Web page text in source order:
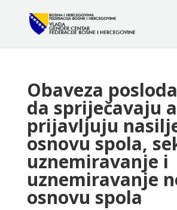
Obaveza
da spriječavaju
prijavljuju
osnovu spola,
uznemiravanje i
uznemiravanje
osnovu spola